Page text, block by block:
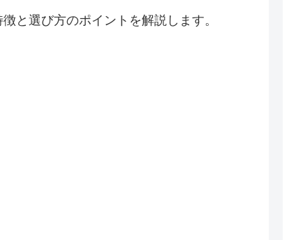
と選び方のポイントを解説します。